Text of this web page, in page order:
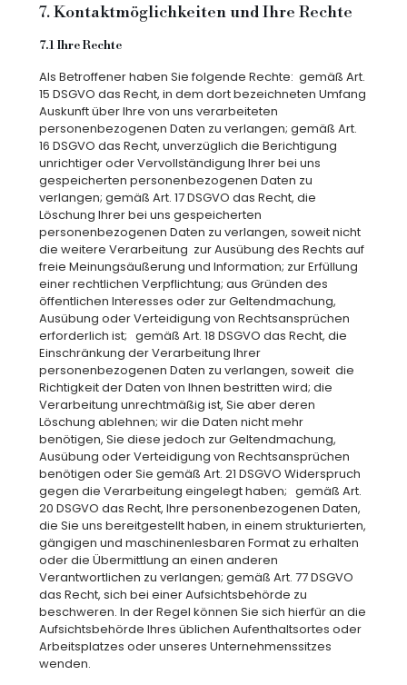
7. Kontaktmöglichkeiten und Ihre Rechte
7.1 Ihre Rechte
Als Betroffener haben Sie folgende Rechte: gemäß Art.
15 DSGVO das Recht, in dem dort bezeichneten Umfang
Auskunft über Ihre von uns verarbeiteten
personenbezogenen Daten zu verlangen; gemäß Art.
16 DSGVO das Recht, unverzüglich die Berichtigung
unrichtiger oder Vervollständigung Ihrer bei uns
gespeicherten personenbezogenen Daten zu
verlangen; gemäß Art. 17 DSGVO das Recht, die
Löschung Ihrer bei uns gespeicherten
personenbezogenen Daten zu verlangen, soweit nicht
die weitere Verarbeitung zur Ausübung des Rechts auf
freie Meinungsäußerung und Information; zur Erfüllung
einer rechtlichen Verpflichtung; aus Gründen des
öffentlichen Interesses oder zur Geltendmachung,
Ausübung oder Verteidigung von Rechtsansprüchen
erforderlich ist; gemäß Art. 18 DSGVO das Recht, die
Einschränkung der Verarbeitung Ihrer
personenbezogenen Daten zu verlangen, soweit die
Richtigkeit der Daten von Ihnen bestritten wird; die
Verarbeitung unrechtmäßig ist, Sie aber deren
Löschung ablehnen; wir die Daten nicht mehr
benötigen, Sie diese jedoch zur Geltendmachung,
Ausübung oder Verteidigung von Rechtsansprüchen
benötigen oder Sie gemäß Art. 21 DSGVO Widerspruch
gegen die Verarbeitung eingelegt haben; gemäß Art.
20 DSGVO das Recht, Ihre personenbezogenen Daten,
die Sie uns bereitgestellt haben, in einem strukturierten,
gängigen und maschinenlesbaren Format zu erhalten
oder die Übermittlung an einen anderen
Verantwortlichen zu verlangen; gemäß Art. 77 DSGVO
das Recht, sich bei einer Aufsichtsbehörde zu
beschweren. In der Regel können Sie sich hierfür an die
Aufsichtsbehörde Ihres üblichen Aufenthaltsortes oder
Arbeitsplatzes oder unseres Unternehmenssitzes
wenden.